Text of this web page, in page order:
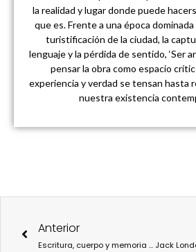
la realidad y lugar donde puede
que es. Frente a una época dominada
turistificación de la ciudad, la
lenguaje y la pérdida de sentido, ‘Ser
pensar la obra como espacio
experiencia y verdad se tensan hasta
nuestra existencia
Anterior
Escritura, cuerpo y memoria en la segunda edición de ICKI